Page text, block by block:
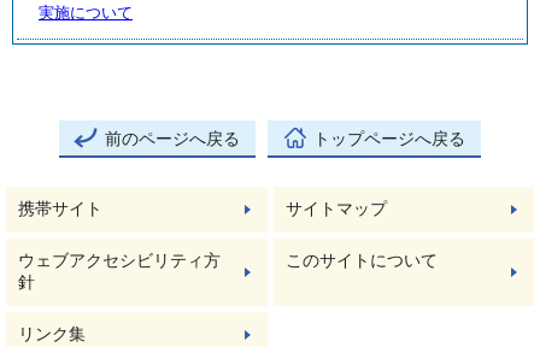
実施について
前のページへ戻る トップページへ戻る
携帯サイト サイトマップ
ウェブアクセシビリティ方
針
このサイトについて
リンク集